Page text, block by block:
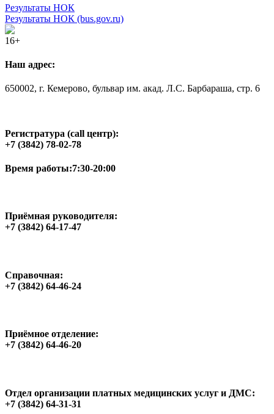
Результаты НОК
Результаты НОК (bus.gov.ru)
16+
Наш адрес:
650002, г. Кемерово, бульвар им. акад. Л.С. Барбараша, стр. 6
Регистратура (call центр):
+7 (3842) 78-02-78
Время работы:7:30-20:00
Приёмная руководителя:
+7 (3842) 64-17-47
Справочная:
+7 (3842) 64-46-24
Приёмное отделение:
+7 (3842) 64-46-20
Отдел организации платных медицинских услуг и ДМС:
+7 (3842) 64-31-31